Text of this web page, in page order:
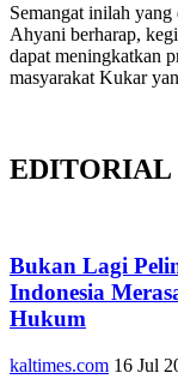
Semangat inilah
Ahyani berharap,
dapat meningkatkan
masyarakat Kukar
EDITORIAL
Bukan Lagi
Indonesia
Hukum
kaltimes.com 16 Jul